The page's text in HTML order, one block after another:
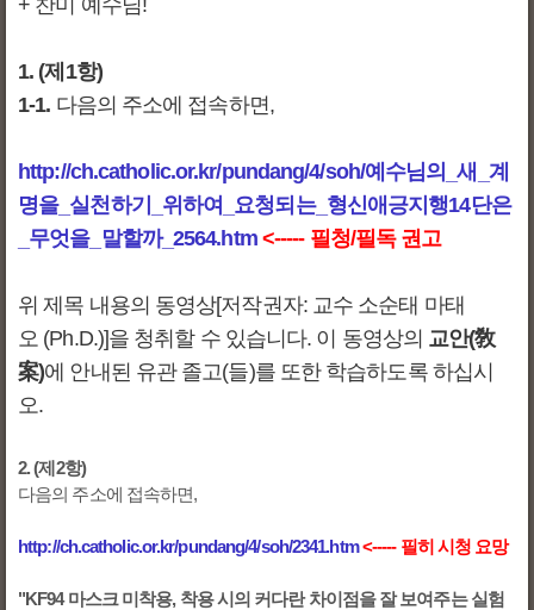
+ 찬미 예수님!
1. (제1항)
1-1. 다음의 주소에 접속하면,
http://ch.catholic.or.kr/pundang/4/soh/예수님의_새_계
명을_실천하기_위하여_요청되는_형신애긍지행14단은
_무엇을_말할까_2564.htm <----- 필청/필독 권고
위 제목 내용의 동영상[저작권자: 교수 소순태 마태
오 (Ph.D.)]을 청취할 수 있습니다. 이 동영상의 교안(敎
案)에 안내된 유관 졸고(들)를 또한 학습하도록 하십시
오.
2. (제2항)
다음의 주소에 접속하면,
http://ch.catholic.or.kr/pundang/4/soh/2341.htm <----- 필히 시청 요망
"KF94 마스크 미착용, 착용 시의 커다란 차이점을 잘 보여주는 실험